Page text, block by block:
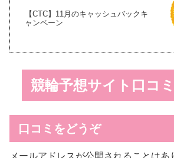
【CTC】11月のキャッシュバックキ
ャンペーン
競輪予想サイト口コ
口コミをどうぞ
メールアドレスが公開されることはあ